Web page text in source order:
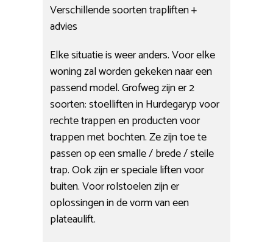
Verschillende soorten trapliften +
advies
Elke situatie is weer anders. Voor elke
woning zal worden gekeken naar een
passend model. Grofweg zijn er 2
soorten: stoelliften in Hurdegaryp voor
rechte trappen en producten voor
trappen met bochten. Ze zijn toe te
passen op een smalle / brede / steile
trap. Ook zijn er speciale liften voor
buiten. Voor rolstoelen zijn er
oplossingen in de vorm van een
plateaulift.